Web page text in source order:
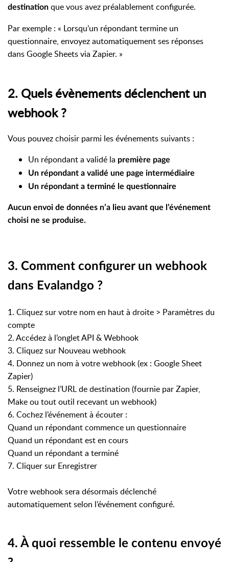
destination que vous avez préalablement configurée.
Par exemple : « Lorsqu’un répondant termine un
questionnaire, envoyez automatiquement ses réponses
dans Google Sheets via Zapier. »
2. Quels évènements déclenchent un
webhook ?
Vous pouvez choisir parmi les événements suivants :
Un répondant a validé la première page
Un répondant a validé une page intermédiaire
Un répondant a terminé le questionnaire
Aucun envoi de données n’a lieu avant que l’événement
choisi ne se produise.
3. Comment configurer un webhook
dans Evalandgo ?
1. Cliquez sur votre nom en haut à droite > Paramètres du
compte
2. Accédez à l’onglet API & Webhook
3. Cliquez sur Nouveau webhook
4. Donnez un nom à votre webhook (ex : Google Sheet
Zapier)
5. Renseignez l’URL de destination (fournie par Zapier,
Make ou tout outil recevant un webhook)
6. Cochez l’événement à écouter :
Quand un répondant commence un questionnaire
Quand un répondant est en cours
Quand un répondant a terminé
7. Cliquer sur Enregistrer
Votre webhook sera désormais déclenché
automatiquement selon l’événement configuré.
4. À quoi ressemble le contenu envoyé